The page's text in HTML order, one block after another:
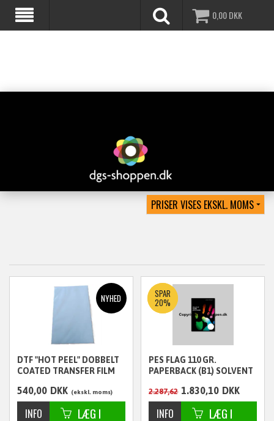
0,00DKK
DTF "HOT PEEL" DOBBELT
COATED TRANSFER FILM
540,00 DKK ekskl. moms
SPAR
20%
PES FLAG 110 GR.
PAPERBACK (B1) SOLVENT
2.287,62 1.830,10 DKK
ekskl. moms